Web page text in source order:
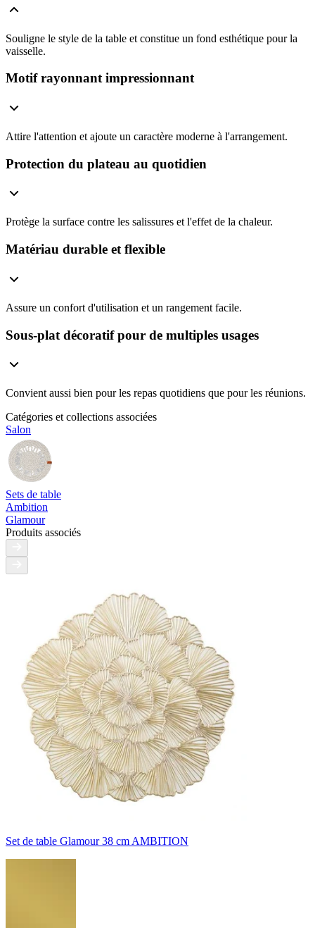
Souligne le style de la table et constitue un fond esthétique pour la
vaisselle.
Motif rayonnant impressionnant
Attire l'attention et ajoute un caractère moderne à l'arrangement.
Protection du plateau au quotidien
Protège la surface contre les salissures et l'effet de la chaleur.
Matériau durable et flexible
Assure un confort d'utilisation et un rangement facile.
Sous-plat décoratif pour de multiples usages
Convient aussi bien pour les repas quotidiens que pour les réunions.
Catégories et collections associées
Salon
Sets de table
Ambition
Glamour
Produits associés
Set de table Glamour 38 cm AMBITION